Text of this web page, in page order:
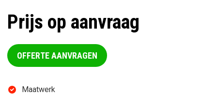
Prijs op aanvraag
OFFERTE AANVRAGEN
Maatwerk